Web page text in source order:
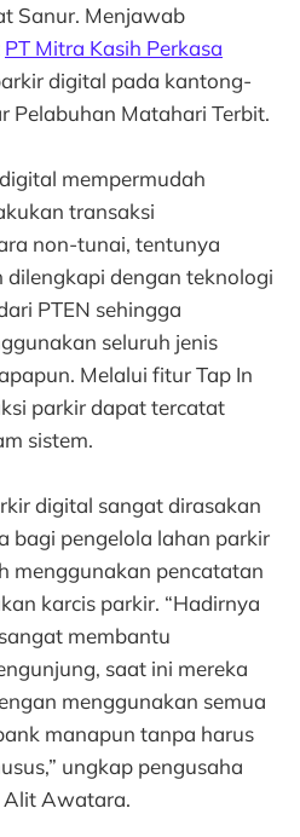
Sanur. Menjawab
PT Mitra Kasih Perkasa
digital pada kantong-
Pelabuhan Matahari Terbit.
mempermudah
transaksi
non-tunai, tentunya
dilengkapi dengan teknologi
PTEN sehingga
seluruh jenis
Melalui fitur Tap In
parkir dapat tercatat
sistem.
digital sangat dirasakan
bagi pengelola lahan parkir
menggunakan pencatatan
karcis parkir. “Hadirnya
membantu
saat ini mereka
menggunakan semua
manapun tanpa harus
ungkap pengusaha
Alit Awatara.